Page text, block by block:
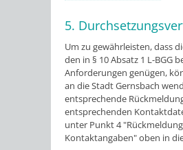
5.
Um zu gewährleisten, dass
den in § 10 Absatz 1 L-BGG
Anforderungen genügen,
an die Stadt Gernsbach
entsprechende
entsprechenden
unter Punkt 4
Kontaktangaben" oben in